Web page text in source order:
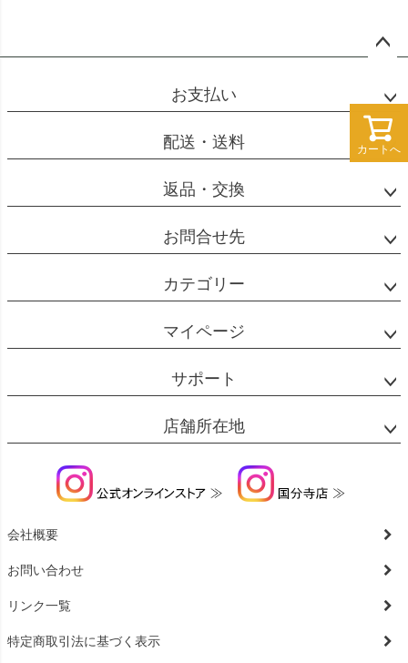
カートへ
カートへ
ップ
へ
お支払い
配送・送料
返品・交換
お問合せ先
カテゴリー
マイページ
サポート
店舗所在地
会社概要
お問い合わせ
リンク一覧
特定商取引法に基づく表示